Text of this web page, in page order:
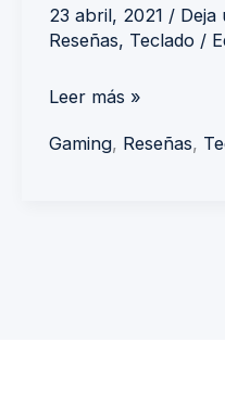
23 abril, 2021 / Deja
Reseñas, Teclado /
inalámbrico
Leer más »
Gaming, Reseñas,